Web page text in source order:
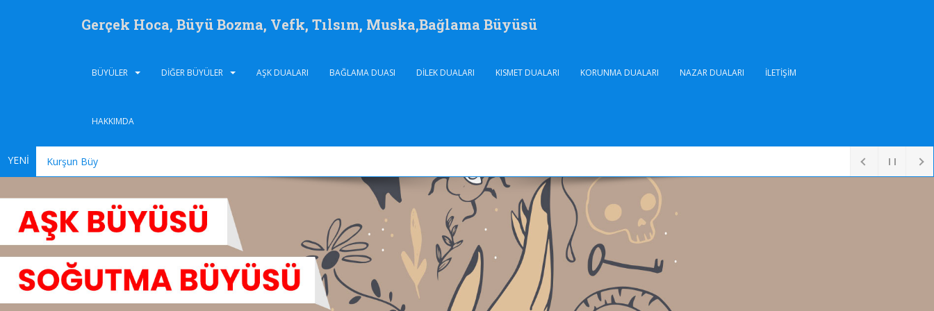
Gerçek Hoca, Büyü Bozma, Vefk, Tılsım, Muska,Bağlama Büyüsü
BÜYÜLER DIĞER BÜYÜLER AŞK DUALARI BAĞLAMA DUASI DILEK DUALARI KISMET DUALARI KORUNMA DUALARI NAZAR DUALARI İLETIŞIM
HAKKIMDA
YENİ Kurşun Büyüsü Nedir, Kur